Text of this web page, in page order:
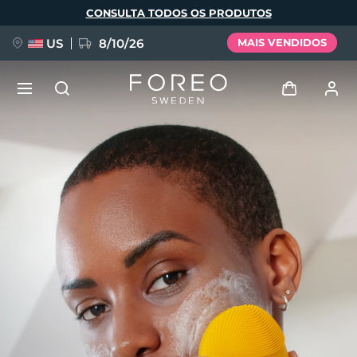
principal
CONSULTA TODOS OS PRODUTOS
US 8/10/26 MAIS VENDIDOS
Perfil de usuário
Meus aparelhos
Meus pedidos
Meus endereços
As minhas subscrições
NOVIDADE
FAQ™ Pure Beauty-Tech Elixir
BREAKING NEWS
issa™ Teeth Whitening Set
Idioma
English Deutsch
Español
Français
Italiano
Português
Svenska
Русский
Türkçe
简体中文 繁體中文